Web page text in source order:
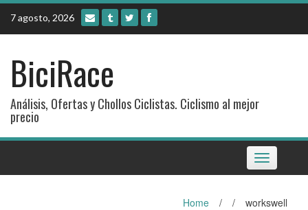
Skip
content
7 agosto, 2026
BiciRace
Análisis, Ofertas y Chollos Ciclistas. Ciclismo al mejor
precio
Toggle
navigation
Home / / workswell